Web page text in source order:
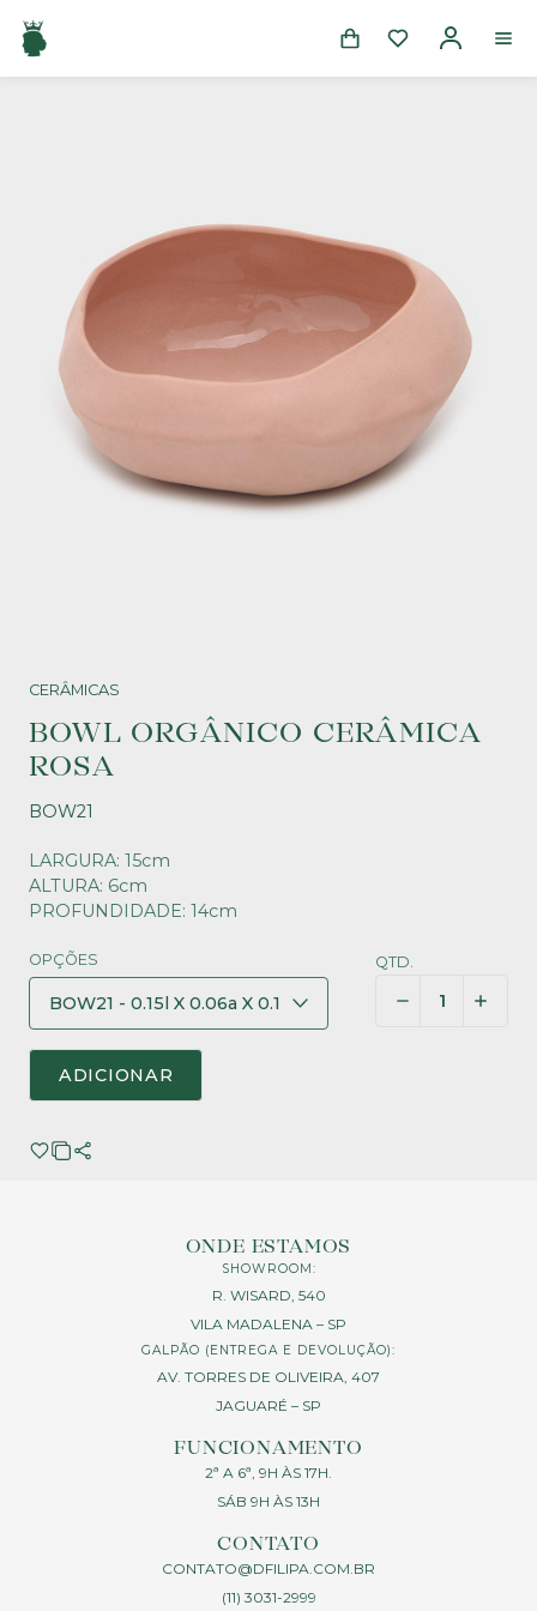
CERÂMICAS
BOWL ORGÂNICO CERÂMICA
ROSA
BOW21
LARGURA: 15cm
ALTURA: 6cm
PROFUNDIDADE: 14cm
OPÇÕES QTD.
ADICIONAR
ONDE ESTAMOS
SHOWROOM:
R. WISARD, 540
VILA MADALENA – SP
GALPÃO (ENTREGA E DEVOLUÇÃO):
AV. TORRES DE OLIVEIRA, 407
JAGUARÉ – SP
FUNCIONAMENTO
2ª A 6ª, 9H ÀS 17H.
SÁB 9H ÀS 13H
CONTATO
CONTATO@DFILIPA.COM.BR
(11) 3031-2999